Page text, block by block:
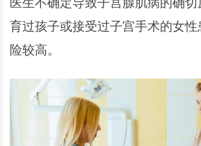
育过孩子或接受过子宫手术的女
险较高。